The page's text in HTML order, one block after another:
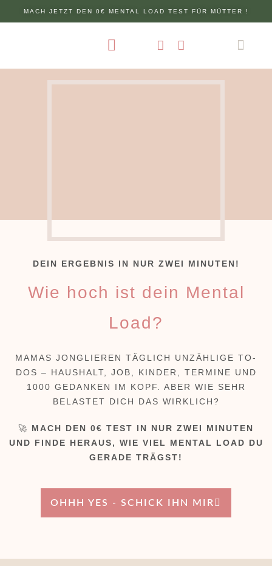
MACH JETZT DEN 0€ MENTAL LOAD TEST FÜR MÜTTER !
DEIN ERGEBNIS IN NUR ZWEI MINUTEN!
Wie hoch ist dein Mental
Load?
MAMAS JONGLIEREN TÄGLICH UNZÄHLIGE TO-
DOS – HAUSHALT, JOB, KINDER, TERMINE UND
1000 GEDANKEN IM KOPF. ABER WIE SEHR
BELASTET DICH DAS WIRKLICH?
🚀 MACH DEN 0€ TEST IN NUR ZWEI MINUTEN
UND FINDE HERAUS, WIE VIEL MENTAL LOAD DU
GERADE TRÄGST!
OHHH YES - SCHICK IHN MIR